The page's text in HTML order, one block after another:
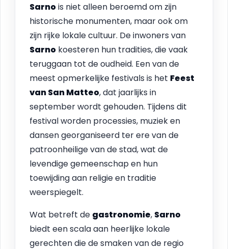
Sarnois niet alleen beroemd om zijn
historische monumenten, maar ook om
zijn rijke lokale cultuur. De inwoners van
Sarno koesteren hun tradities, die vaak
teruggaan tot de oudheid. Een van de
meest opmerkelijke festivals is het Feest
van San Matteo, dat jaarlijks in
september wordt gehouden. Tijdens dit
festival worden processies, muziek en
dansen georganiseerd ter ere van de
patroonheilige van de stad, wat de
levendige gemeenschap en hun
toewijding aan religie en traditie
weerspiegelt.
Wat betreft de gastronomie, Sarno
biedt een scala aan heerlijke lokale
gerechten die de smaken van de regio